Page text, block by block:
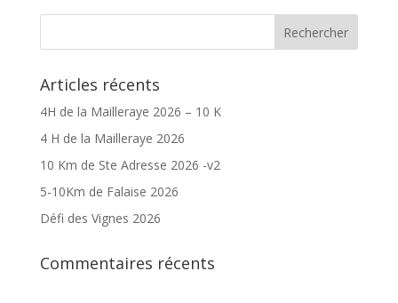
Articles récents
4H de la Mailleraye 2026 – 10 K
4 H de la Mailleraye 2026
10 Km de Ste Adresse 2026 -v2
5-10Km de Falaise 2026
Défi des Vignes 2026
Commentaires récents